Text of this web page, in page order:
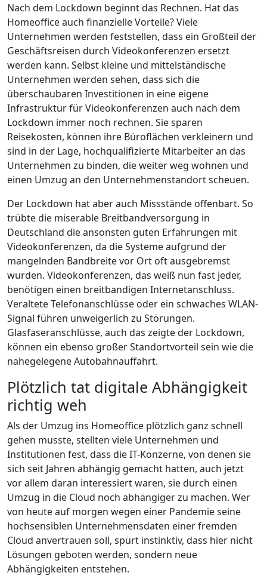
Nach dem Lockdown beginnt das Rechnen. Hat das
Homeoffice auch finanzielle Vorteile? Viele
Unternehmen werden feststellen, dass ein Großteil der
Geschäftsreisen durch Videokonferenzen ersetzt
werden kann. Selbst kleine und mittelständische
Unternehmen werden sehen, dass sich die
überschaubaren Investitionen in eine eigene
Infrastruktur für Videokonferenzen auch nach dem
Lockdown immer noch rechnen. Sie sparen
Reisekosten, können ihre Büroflächen verkleinern und
sind in der Lage, hochqualifizierte Mitarbeiter an das
Unternehmen zu binden, die weiter weg wohnen und
einen Umzug an den Unternehmenstandort scheuen.
Der Lockdown hat aber auch Missstände offenbart. So
trübte die miserable Breitbandversorgung in
Deutschland die ansonsten guten Erfahrungen mit
Videokonferenzen, da die Systeme aufgrund der
mangelnden Bandbreite vor Ort oft ausgebremst
wurden. Videokonferenzen, das weiß nun fast jeder,
benötigen einen breitbandigen Internetanschluss.
Veraltete Telefonanschlüsse oder ein schwaches WLAN-
Signal führen unweigerlich zu Störungen.
Glasfaseranschlüsse, auch das zeigte der Lockdown,
können ein ebenso großer Standortvorteil sein wie die
nahegelegene Autobahnauffahrt.
Plötzlich tat digitale Abhängigkeit
richtig weh
Als der Umzug ins Homeoffice plötzlich ganz schnell
gehen musste, stellten viele Unternehmen und
Institutionen fest, dass die IT-Konzerne, von denen sie
sich seit Jahren abhängig gemacht hatten, auch jetzt
vor allem daran interessiert waren, sie durch einen
Umzug in die Cloud noch abhängiger zu machen. Wer
von heute auf morgen wegen einer Pandemie seine
hochsensiblen Unternehmensdaten einer fremden
Cloud anvertrauen soll, spürt instinktiv, dass hier nicht
Lösungen geboten werden, sondern neue
Abhängigkeiten entstehen.